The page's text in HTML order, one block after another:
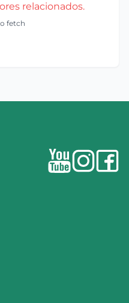
relacionados.
fetch